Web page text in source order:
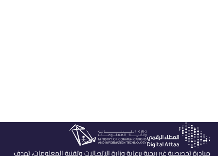
مبادرة تخصصية غير ربحية برعاية وزارة الإتصالات وتقنية المعلومات، تهدف